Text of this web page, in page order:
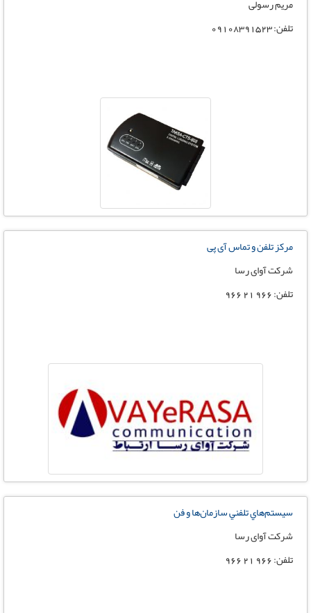
مریم رسولی
تلفن: 09108391523
مرکز تلفن و تماس آی پی
شرکت آوای رسا
تلفن: 966 21 966
سيستم‌هاي تلفني سازمان‌ها و فن
شرکت آوای رسا
تلفن: 966 21 966